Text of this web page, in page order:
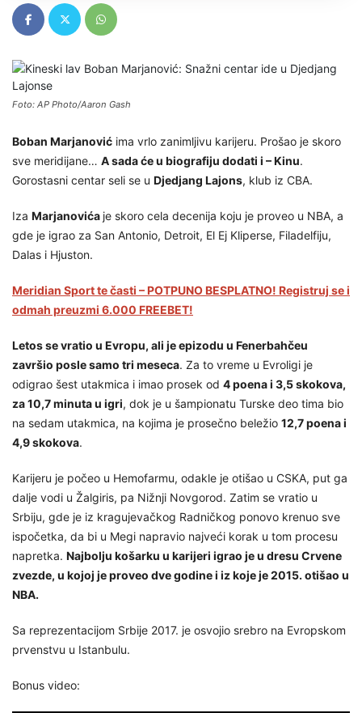
Foto: AP Photo/Aaron Gash
Boban Marjanović ima vrlo zanimljivu karijeru. Prošao je skoro
sve meridijane… A sada će u biografiju dodati i – Kinu.
Gorostasni centar seli se u Djedjang Lajons, klub iz CBA.
Iza Marjanovića je skoro cela decenija koju je proveo u NBA, a
gde je igrao za San Antonio, Detroit, El Ej Kliperse, Filadelfiju,
Dalas i Hjuston.
Meridian Sport te časti – POTPUNO BESPLATNO! Registruj se i
odmah preuzmi 6.000 FREEBET!
Letos se vratio u Evropu, ali je epizodu u Fenerbahčeu
završio posle samo tri meseca. Za to vreme u Evroligi je
odigrao šest utakmica i imao prosek od 4 poena i 3,5 skokova,
za 10,7 minuta u igri, dok je u šampionatu Turske deo tima bio
na sedam utakmica, na kojima je prosečno beležio 12,7 poena i
4,9 skokova.
Karijeru je počeo u Hemofarmu, odakle je otišao u CSKA, put ga
dalje vodi u Žalgiris, pa Nižnji Novgorod. Zatim se vratio u
Srbiju, gde je iz kragujevačkog Radničkog ponovo krenuo sve
ispočetka, da bi u Megi napravio najveći korak u tom procesu
napretka. Najbolju košarku u karijeri igrao je u dresu Crvene
zvezde, u kojoj je proveo dve godine i iz koje je 2015. otišao u
NBA.
Sa reprezentacijom Srbije 2017. je osvojio srebro na Evropskom
prvenstvu u Istanbulu.
Bonus video: